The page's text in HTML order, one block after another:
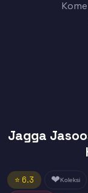
Jagga
⭐ 6.3 ❤Koleksi